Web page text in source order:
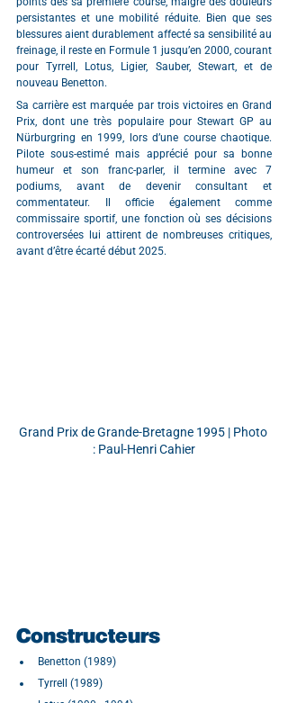
persistantes et une mobilité réduite. Bien que ses
blessures aient durablement affecté sa sensibilité au
freinage, il reste en Formule 1 jusqu’en 2000, courant
pour Tyrrell, Lotus, Ligier, Sauber, Stewart, et de
nouveau Benetton.
Sa carrière est marquée par trois victoires en Grand
Prix, dont une très populaire pour Stewart GP au
Nürburgring en 1999, lors d’une course chaotique.
Pilote sous-estimé mais apprécié pour sa bonne
humeur et son franc-parler, il termine avec 7
podiums, avant de devenir consultant et
commentateur. Il officie également comme
commissaire sportif, une fonction où ses décisions
controversées lui attirent de nombreuses critiques,
avant d’être écarté début 2025.
Grand Prix de Grande-Bretagne 1995 | Photo
: Paul-Henri Cahier
Constructeurs
Benetton (1989)
Tyrrell (1989)